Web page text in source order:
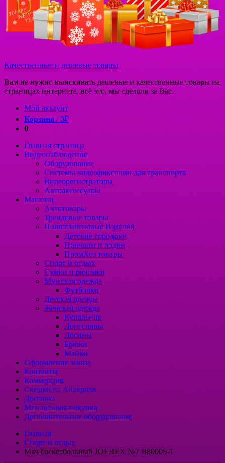
Качественные и дешевые товары
Вам не нужно выискивать дешевые и качественные товары на
страницах интернета, всё это, мы сделали за Вас.
Мой аккаунт
Корзина /0₽
0
Главная страница
Видеонаблюдение
Оборудование
Системы видеофиксации для транспорта
Видеорегистраторы
Автоаксессуары
Магазин
Автотовары
Трендовые товары
Полиэтиленовые Изделия
Детские городоки
Причалы и лодки
ПромХоз товары
Спорт и отдых
Сумки и рюкзаки
Мужская одежда
Футболки
Детская одежда
Женская одежда
Купальник
Лонгсливы
Лосины
Брюки
Майки
Оформление заказа
Контакты
Коммерция
Скидки на Aliexpress
Доставка
Мгновенная покупка
Дополнительное оборудование
Главная
Спорт и отдых
Мяч баскетбольный JOEREX №7 B8000S-1